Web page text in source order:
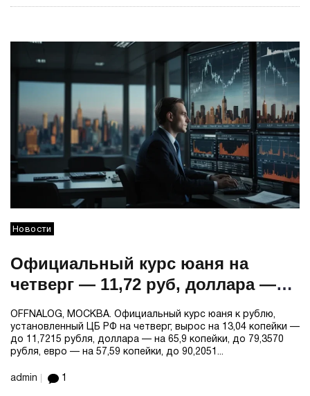
Новости
Официальный курс юаня на
четверг — 11,72 руб, доллара —
79,36 руб, евро — 90,21 руб
OFFNALOG, МОСКВА. Официальный курс юаня к рублю,
установленный ЦБ РФ на четверг, вырос на 13,04 копейки —
до 11,7215 рубля, доллара — на 65,9 копейки, до 79,3570
рубля, евро — на 57,59 копейки, до 90,2051...
admin 1